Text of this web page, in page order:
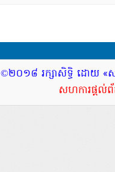
©២០១៨ រក្សាសិទ្ធិ ដោយ
សហការផ្តល់